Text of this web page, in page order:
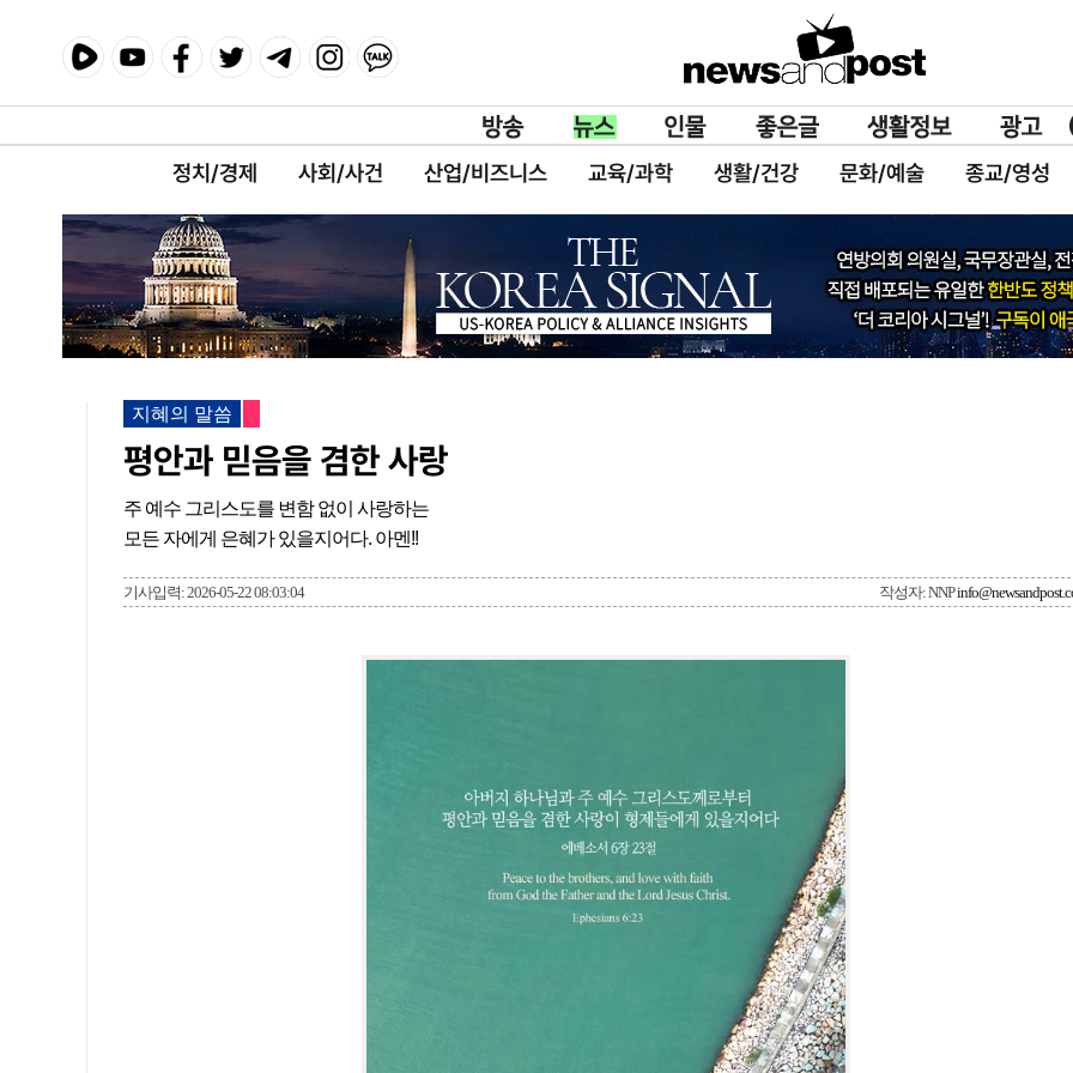
정치/경제 사회/사건 산업/비즈니스 교육/과학 생활/건강 문화/예술 종교/영성
지혜의 말씀
평안과 믿음을 겸한 사랑
주 예수 그리스도를 변함 없이 사랑하는
모든 자에게 은혜가 있을지어다. 아멘!!
기사입력: 2026-05-22 08:03:04 작성자: NNP